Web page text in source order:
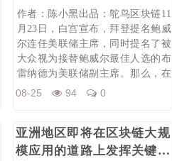
作者：陈小黑出品：鸵鸟区块链11
月23日，白宫宣布，拜登提名鲍威
尔连任美联储主席，同时提名了被
大众视为接替鲍威尔最佳人选的布
雷纳德为美联储副主席。那么，在
鲍威尔
08-25 94 0
亚洲地区即将在区块链大规
模应用的道路上发挥关键作